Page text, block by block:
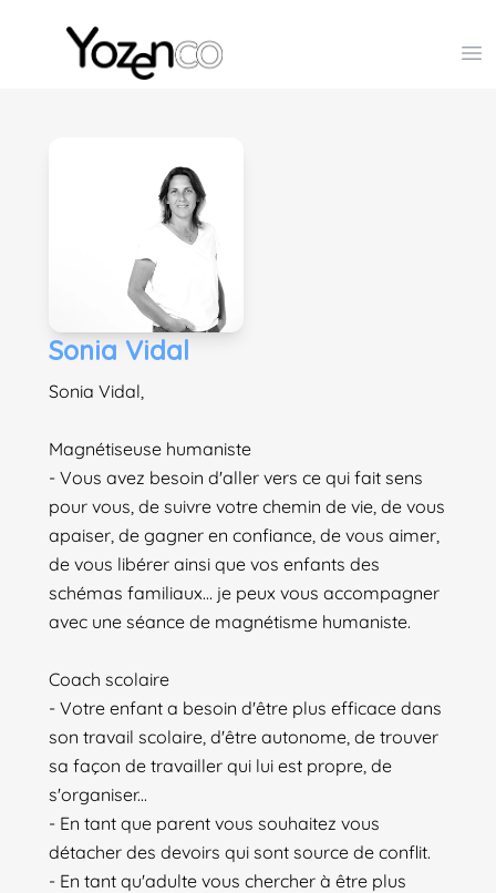
Yozenco - Organisateur de Salons, Evénements et
Sonia Vidal
Sonia Vidal,
Magnétiseuse humaniste
- Vous avez besoin d'aller vers ce qui fait sens
pour vous, de suivre votre chemin de vie, de vous
apaiser, de gagner en confiance, de vous aimer,
de vous libérer ainsi que vos enfants des
schémas familiaux... je peux vous accompagner
avec une séance de magnétisme humaniste.
Coach scolaire
- Votre enfant a besoin d'être plus efficace dans
son travail scolaire, d'être autonome, de trouver
sa façon de travailler qui lui est propre, de
s'organiser...
- En tant que parent vous souhaitez vous
détacher des devoirs qui sont source de conflit.
- En tant qu'adulte vous chercher à être plus